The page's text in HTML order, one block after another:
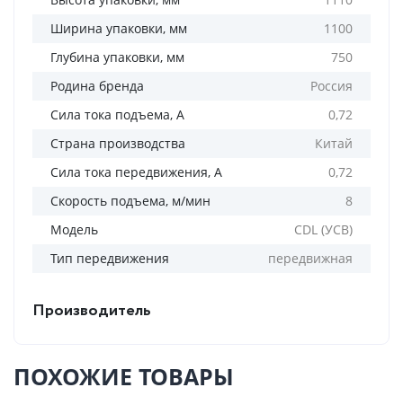
Ширина упаковки, мм
1100
Глубина упаковки, мм
750
Родина бренда
Россия
Сила тока подъема, А
0,72
Страна производства
Китай
Сила тока передвижения, А
0,72
Скорость подъема, м/мин
8
Модель
CDL (УСВ)
Тип передвижения
передвижная
Производитель
ПОХОЖИЕ ТОВАРЫ